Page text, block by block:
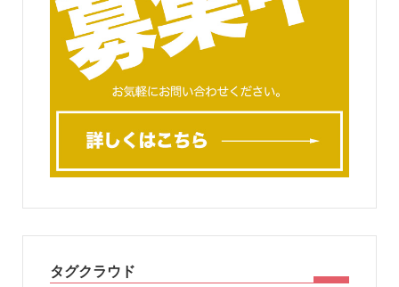
タグクラウド